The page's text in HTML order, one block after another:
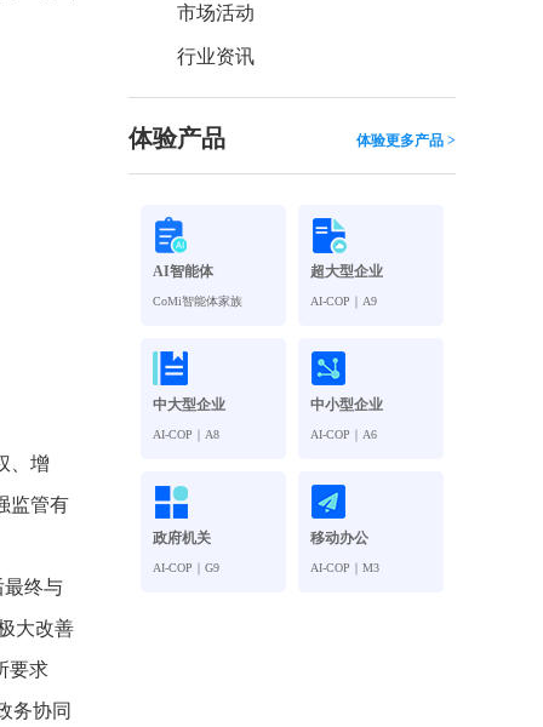
构建一体化协同运营管理平台
智能风控合规
穿透式智能合同
企业人力穿透合规管控
市场活动
行业资讯
体验产品 体验更多产品 >
AI智能体
CoMi智能体家族
超大型企业
AI-COP｜A9
中大型企业
AI-COP｜A8
中小型企业
AI-COP｜A6
政府机关
AI-COP｜G9
移动办公
AI-COP｜M3
、增
监管有
最终与
大改善
要求
务协同